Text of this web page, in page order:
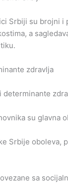
Srbiji su brojni
a
zdravlja
su glavna
Srbije
sa